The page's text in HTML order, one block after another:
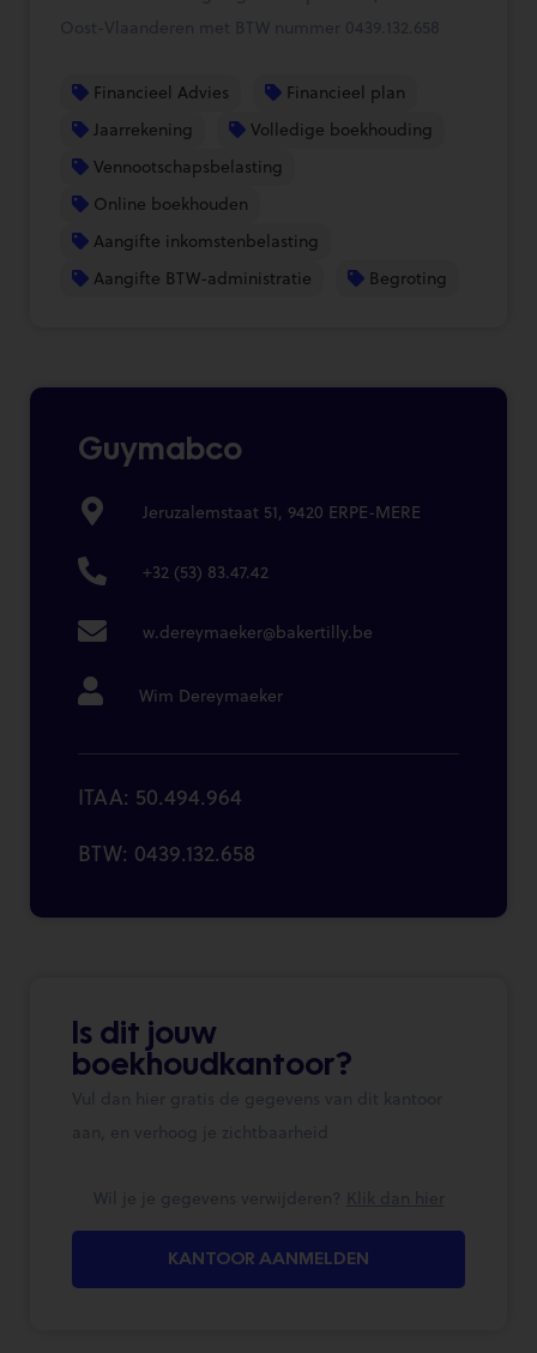
Oost-Vlaanderen met BTW nummer 0439.132.658
Financieel Advies
Financieel plan
Jaarrekening
Volledige boekhouding
Vennootschapsbelasting
Online boekhouden
Aangifte inkomstenbelasting
Aangifte BTW-administratie
Begroting
Guymabco
Jeruzalemstaat 51, 9420 ERPE-MERE
+32 (53) 83.47.42
w.dereymaeker@bakertilly.be
Wim Dereymaeker
ITAA: 50.494.964
BTW: 0439.132.658
Is dit jouw
boekhoudkantoor?
Vul dan hier gratis de gegevens van dit kantoor
aan, en verhoog je zichtbaarheid
Wil je je gegevens verwijderen? Klik dan hier
KANTOOR AANMELDEN